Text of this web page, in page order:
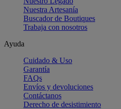
Nuestra Artesanía
Buscador de Boutiques
Trabaja con nosotros
Ayuda
Cuidado & Uso
Garantía
FAQs
Envíos y devoluciones
Contáctanos
Derecho de desistimiento